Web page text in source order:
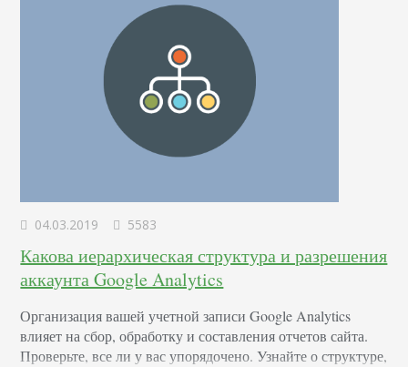
04.03.2019 5583
Какова иерархическая структура и разрешения
аккаунта Google Analytics
Организация вашей учетной записи Google Analytics
влияет на сбор, обработку и составления отчетов сайта.
Проверьте, все ли у вас упорядочено. Узнайте о структуре,